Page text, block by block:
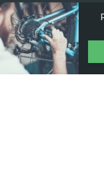
Espace client
Informations